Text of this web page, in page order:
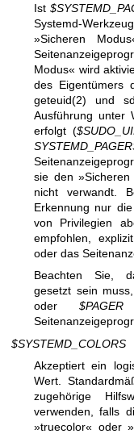
Ist
Systemd-
»Sicheren
Modus« wird
des Eigentümers
geteuid(2) und
Ausführung unter
erfolgt (
sie den
nicht verwandt.
Erkennung nur
von Privilegien
empfohlen, explizit
oder das
Beachten Sie,
gesetzt sein
oder$PAGER
$SYSTEMD_COLORS
Akzeptiert ein
Wert.
zugehörige
verwenden, falls
»truecolor« oder